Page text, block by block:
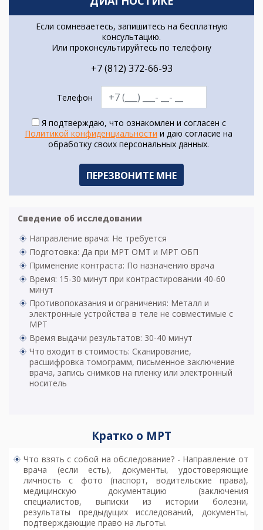
Если сомневаетесь, запишитесь на бесплатную
консультацию.
Или проконсультируйтесь по телефону
+7 (812) 372-66-93
Телефон
Я подтверждаю, что ознакомлен и согласен с
Политикой конфиденциальности и даю согласие на
обработку своих персональных данных.
Сведение об исследовании
Направление врача: Не требуется
Подготовка: Да при МРТ ОМТ и МРТ ОБП
Применение контраста: По назначению врача
Время: 15-30 минут при контрастировании 40-60
минут
Противопоказания и ограничения: Металл и
электронные устройства в теле не совместимые с
МРТ
Время выдачи результатов: 30-40 минут
Что входит в стоимость: Сканирование,
расшифровка томограмм, письменное заключение
врача, запись снимков на пленку или электронный
носитель
Кратко о МРТ
Что взять с собой на обследование? - Направление от
врача (если есть), документы, удостоверяющие
личность с фото (паспорт, водительские права),
медицинскую документацию (заключения
специалистов, выписки из истории болезни,
результаты предыдущих исследований, документы,
подтверждающие право на льготы.